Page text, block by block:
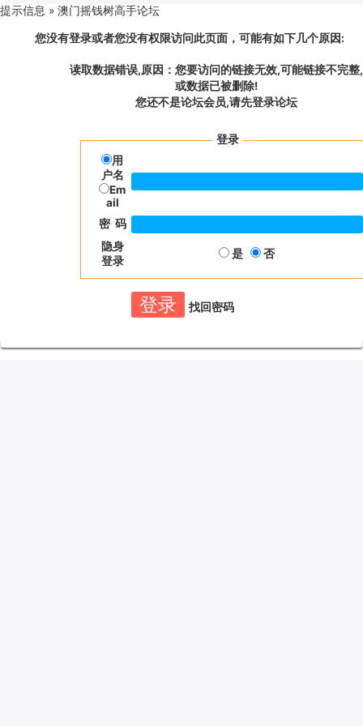
提示信息 » 澳门摇钱树高手论坛
您没有登录或者您没有权限访问此页面，可能有如下几个原因:
读取数据错误,原因：您要访问的链接无效,可能链接不完整,
或数据已被删除!
您还不是论坛会员,请先登录论坛
登录
用
户名
Em
ail
密 码
隐身
登录
是 否
找回密码